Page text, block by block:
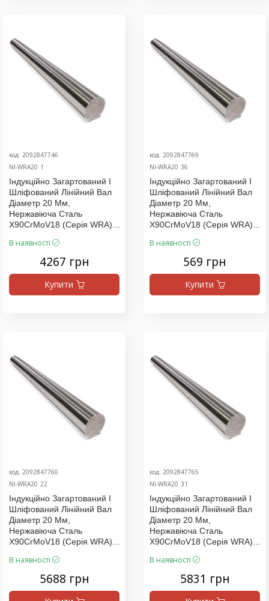
код: 2092847746
NI-WRA20_1
Індукційно Загартований І
Шліфований Лінійний Вал
Діаметр 20 Мм,
Нержавіюча Сталь
X90CrMoV18 (серія WRA),
В наявності
4267 грн
Купити
код: 2092847769
NI-WRA20_36
Індукційно Загартований І
Шліфований Лінійний Вал
Діаметр 20 Мм,
Нержавіюча Сталь
X90CrMoV18 (серія WRA),
В наявності
569 грн
Купити
код: 2092847760
NI-WRA20_22
Індукційно Загартований І
Шліфований Лінійний Вал
Діаметр 20 Мм,
Нержавіюча Сталь
X90CrMoV18 (серія WRA),
В наявності
5688 грн
код: 2092847765
NI-WRA20_31
Індукційно Загартований І
Шліфований Лінійний Вал
Діаметр 20 Мм,
Нержавіюча Сталь
X90CrMoV18 (серія WRA),
В наявності
5831 грн